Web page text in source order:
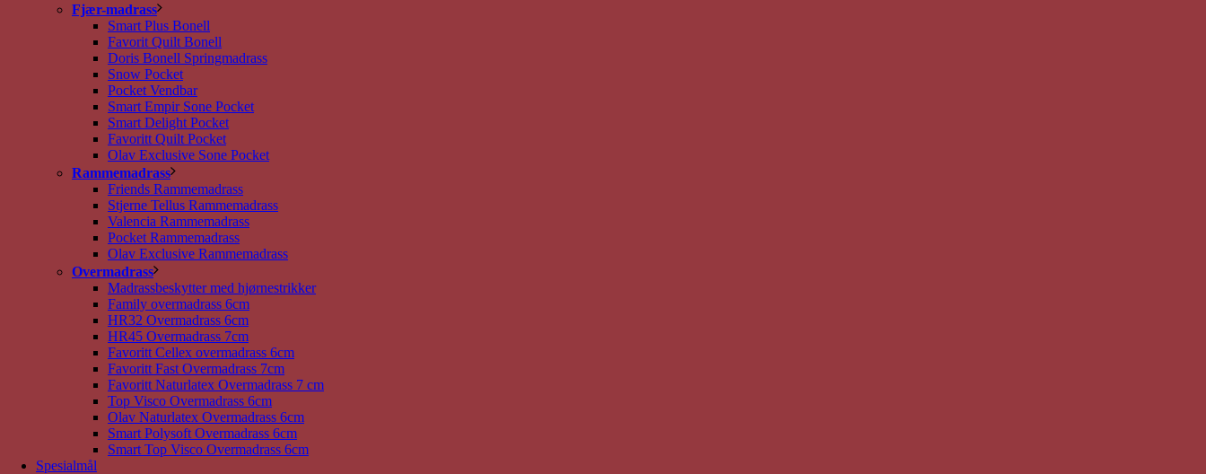
Fjær-madrass
Smart Plus Bonell
Favorit Quilt Bonell
Doris Bonell Springmadrass
Snow Pocket
Pocket Vendbar
Smart Empir Sone Pocket
Smart Delight Pocket
Favoritt Quilt Pocket
Olav Exclusive Sone Pocket
Rammemadrass
Friends Rammemadrass
Stjerne Tellus Rammemadrass
Valencia Rammemadrass
Pocket Rammemadrass
Olav Exclusive Rammemadrass
Overmadrass
Madrassbeskytter med hjørnestrikker
Family overmadrass 6cm
HR32 Overmadrass 6cm
HR45 Overmadrass 7cm
Favoritt Cellex overmadrass 6cm
Favoritt Fast Overmadrass 7cm
Favoritt Naturlatex Overmadrass 7 cm
Top Visco Overmadrass 6cm
Olav Naturlatex Overmadrass 6cm
Smart Polysoft Overmadrass 6cm
Smart Top Visco Overmadrass 6cm
Spesialmål